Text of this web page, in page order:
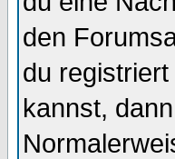
den
du
kannst,